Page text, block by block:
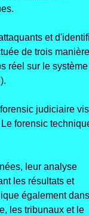
et
de trois
réel sur le système
judiciaire
forensic
leur analyse
les résultats et
également dans
les tribunaux et le